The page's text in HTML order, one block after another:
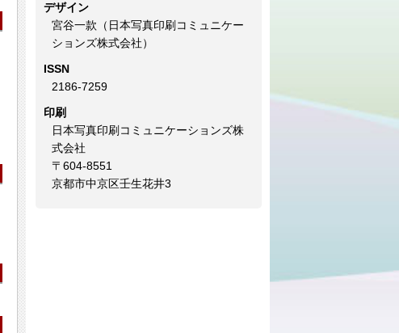
デザイン
宮谷一款（日本写真印刷コミュニケー
ションズ株式会社）
ISSN
2186-7259
印刷
日本写真印刷コミュニケーションズ株
式会社
〒604-8551
京都市中京区壬生花井3